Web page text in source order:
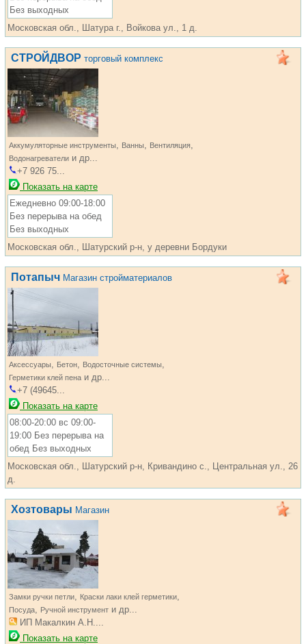
Без выходных
Московская обл., Шатура г., Войкова ул., 1 д.
СТРОЙДВОР торговый комплекс
Аккумуляторные инструменты, Ванны, Вентиляция,
Водонагреватели и др...
+7 926 75...
Показать на карте
Ежедневно 09:00-18:00
Без перерыва на обед
Без выходных
Московская обл., Шатурский р-н, у деревни Бордуки
Потапыч Магазин стройматериалов
Аксессуары, Бетон, Водосточные системы,
Герметики клей пена и др...
+7 (49645...
Показать на карте
08:00-20:00 вс 09:00-
19:00 Без перерыва на
обед Без выходных
Московская обл., Шатурский р-н, Кривандино с., Центральная ул., 26
д.
Хозтовары Магазин
Замки ручки петли, Краски лаки клей герметики,
Посуда, Ручной инструмент и др...
ИП Макалкин А.Н....
Показать на карте